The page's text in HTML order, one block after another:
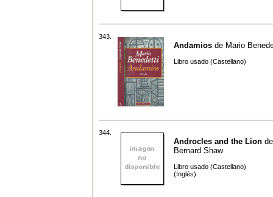
343.
Andamios de Mario
Libro usado (Castellano)
344.
Androcles and the Lion
Bernard Shaw
Libro usado (Castellano)
(Inglés)